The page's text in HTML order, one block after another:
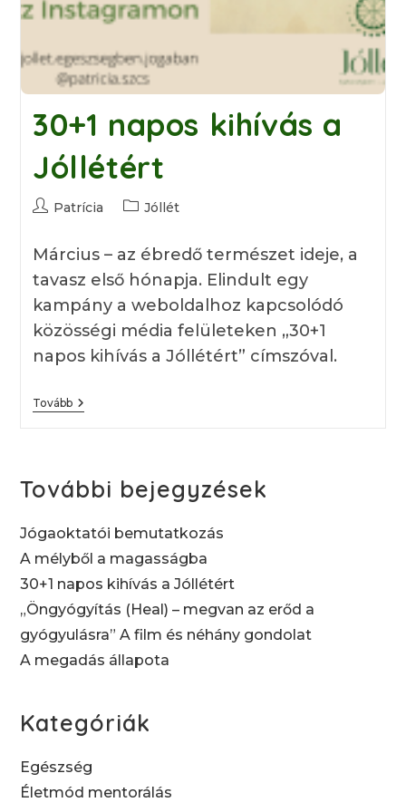
30+1 napos kihívás a
Jóllétért
PostPatrícia
PostJóllét
Március – az ébredő természet ideje, a
tavasz első hónapja. Elindult egy
kampány a weboldalhoz kapcsolódó
közösségi média felületeken „30+1
napos kihívás a Jóllétért” címszóval.
Tovább30+1
Napos
További bejegyzések
Jógaoktatói bemutatkozás
A mélyből a magasságba
30+1 napos kihívás a Jóllétért
„Öngyógyítás (Heal) – megvan az erőd a
gyógyulásra” A film és néhány gondolat
A megadás állapota
Kategóriák
Egészség
Életmód mentorálás